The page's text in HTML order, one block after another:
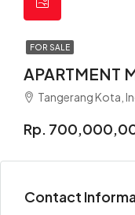
FOR SALE
APARTMENT
Tangerang Kota,
Rp.
Contact